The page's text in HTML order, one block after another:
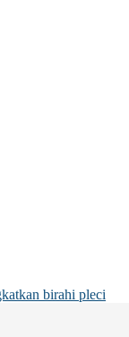
birahi pleci